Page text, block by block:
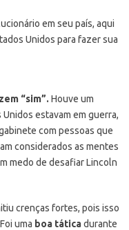
em seu país, aqui
Unidos para fazer sua
“sim”. Houve um
estavam em guerra,
com pessoas que
considerados as mentes
medo de desafiar Lincoln
crenças fortes, pois isso
uma boa táticadurante